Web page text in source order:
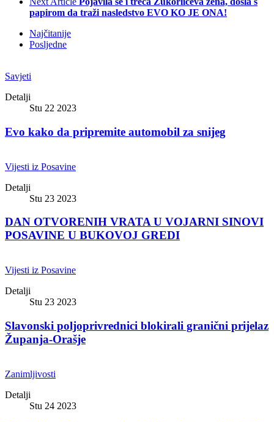
papirom da traži nasledstvo EVO KO JE ONA!
Najčitanije
Posljedne
Savjeti
Detalji
Stu 22 2023
Evo kako da pripremite automobil za snijeg
Vijesti iz Posavine
Detalji
Stu 23 2023
DAN OTVORENIH VRATA U VOJARNI SINOVI
POSAVINE U BUKOVOJ GREDI
Vijesti iz Posavine
Detalji
Stu 23 2023
Slavonski poljoprivrednici blokirali granični prijelaz
Županja-Orašje
Zanimljivosti
Detalji
Stu 24 2023